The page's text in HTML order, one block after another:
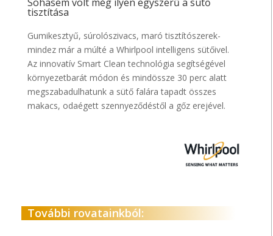
tisztítása
Gumikesztyű, súrolószivacs, maró tisztítószerek-
mindez már a múlté a Whirlpool intelligens sütőivel.
Az innovatív Smart Clean technológia segítségével
környezetbarát módon és mindössze 30 perc alatt
megszabadulhatunk a sütő falára tapadt összes
makacs, odaégett szennyeződéstől a gőz erejével.
További rovatainkból: